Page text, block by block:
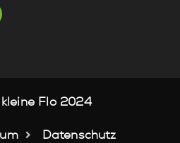
Flo 2024
Datenschutz